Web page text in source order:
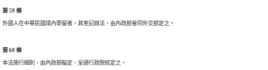
第 59 條
外國人在中華民國境內寄留者，其查記辦法，由內政部會同外交部定之。
第 60 條
本法施行細則，由內政部擬定，呈請行政院核定之。